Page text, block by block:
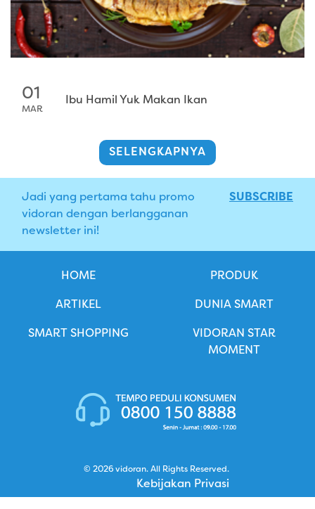
01
MAR
Ibu Hamil Yuk Makan Ikan
SELENGKAPNYA
Jadi yang pertama tahu promo
vidoran dengan berlangganan
newsletter ini!
SUBSCRIBE
HOME PRODUK
ARTIKEL DUNIA SMART
SMART SHOPPING
VIDORAN STAR
MOMENT
© 2026 vidoran. All Rights Reserved.
Kebijakan Privasi